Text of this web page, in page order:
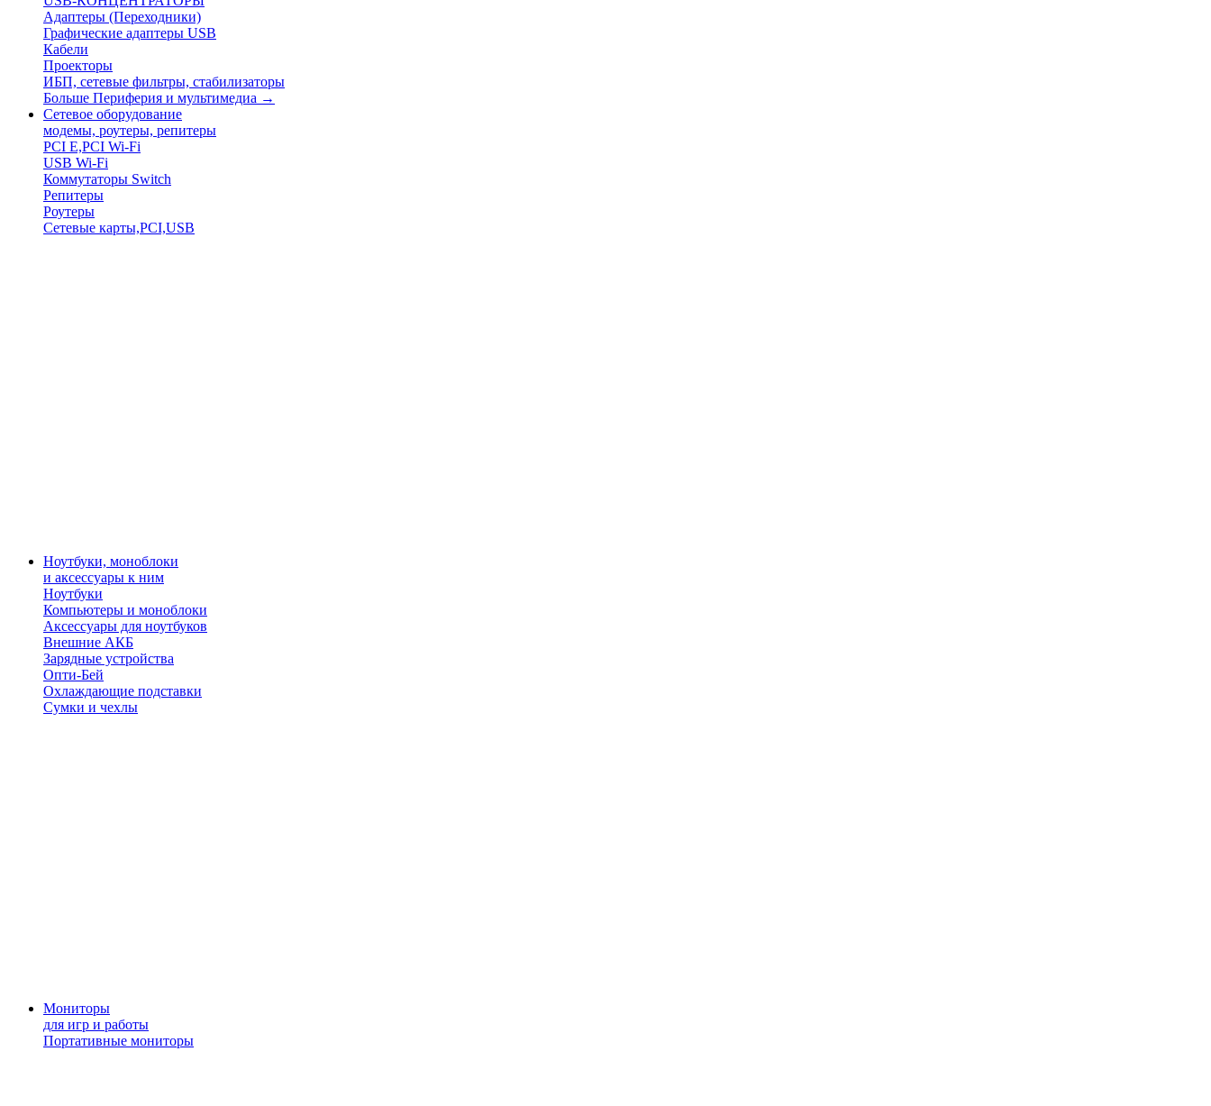
Адаптеры (Переходники)
Графические адаптеры USB
Кабели
Проекторы
ИБП, сетевые фильтры, стабилизаторы
Больше Периферия и мультимедиа →
Сетевое оборудование
модемы, роутеры, репитеры
PCI E,PCI Wi-Fi
USB Wi-Fi
Коммутаторы Switch
Репитеры
Роутеры
Сетевые карты,PCI,USB
Ноутбуки, моноблоки
и аксессуары к ним
Ноутбуки
Компьютеры и моноблоки
Аксессуары для ноутбуков
Внешние АКБ
Зарядные устройства
Опти-Бей
Охлаждающие подставки
Сумки и чехлы
Мониторы
для игр и работы
Портативные мониторы